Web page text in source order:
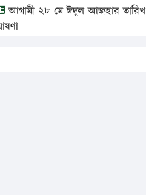
আগামী ২৮ মে ঈদুল আজহার তারিখ